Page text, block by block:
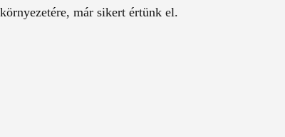
már sikert értünk el.